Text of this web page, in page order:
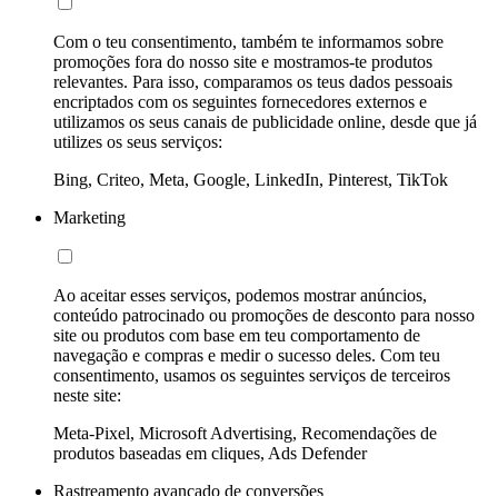
Com o teu consentimento, também te informamos sobre
promoções fora do nosso site e mostramos-te produtos
relevantes. Para isso, comparamos os teus dados pessoais
encriptados com os seguintes fornecedores externos e
utilizamos os seus canais de publicidade online, desde que já
utilizes os seus serviços:
Bing, Criteo, Meta, Google, LinkedIn, Pinterest, TikTok
Marketing
Ao aceitar esses serviços, podemos mostrar anúncios,
conteúdo patrocinado ou promoções de desconto para nosso
site ou produtos com base em teu comportamento de
navegação e compras e medir o sucesso deles. Com teu
consentimento, usamos os seguintes serviços de terceiros
neste site:
Meta-Pixel, Microsoft Advertising, Recomendações de
produtos baseadas em cliques, Ads Defender
Rastreamento avançado de conversões